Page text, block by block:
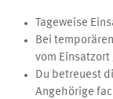
Tageweise
Bei
vom
Du betreuest
Angehörige